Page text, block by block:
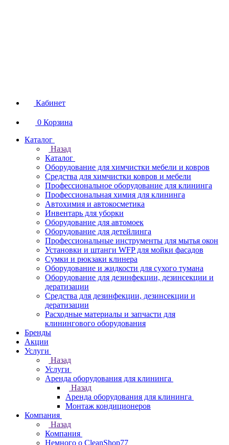
Кабинет
0 Корзина
Каталог
Назад
Каталог
Оборудование для химчистки мебели и ковров
Средства для химчистки ковров и мебели
Профессиональное оборудование для клининга
Профессиональная химия для клининга
Автохимия и автокосметика
Инвентарь для уборки
Оборудование для автомоек
Оборудование для детейлинга
Профессиональные инструменты для мытья окон
Установки и штанги WFP для мойки фасадов
Сумки и рюкзаки клинера
Оборудование и жидкости для сухого тумана
Оборудование для дезинфекции, дезинсекции и
дератизации
Средства для дезинфекции, дезинсекции и
дератизации
Расходные материалы и запчасти для
клинингового оборудования
Бренды
Акции
Услуги
Назад
Услуги
Аренда оборудования для клининга
Назад
Аренда оборудования для клининга
Монтаж кондиционеров
Компания
Назад
Компания
Немного о CleanShop77